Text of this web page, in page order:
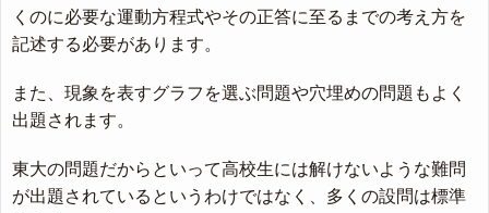
くのに必要な運動方程式やその正答に至るまでの考え方を
記述する必要があります。
また、現象を表すグラフを選ぶ問題や穴埋めの問題もよく
出題されます。
東大の問題だからといって高校生には解けないような難問
が出題されているというわけではなく、多くの設問は標準